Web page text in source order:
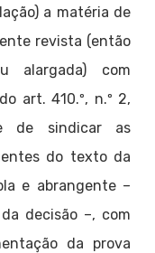
a matéria de
revista (então
alargada) com
art. 410.º, n.º 2,
de sindicar as
do texto da
e abrangente –
decisão –, com
da prova